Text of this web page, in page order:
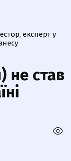
експерт у
не став